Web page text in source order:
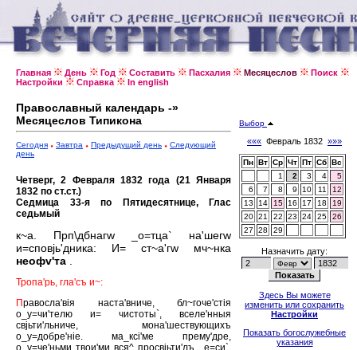
Главная День Год Составить Пасхалия Месяцеслов
Поиск
Настройки
Справка In english
Православный календарь -»
Месяцеслов Типикона
Сегодня Завтра Предыдущий день
Следующий
день
Четверг, 2 Февраля 1832 года (21 Января
1832 по ст.ст.)
Седмица 33-я по Пятидесятнице, Глас
седьмый
к~а. Прп\дбнагw _о=тца` на'шегw
и=сповjь'дника: И= ст~а'гw мч~нка
неофv'та
Тропа'рь, гла'съ и~:
Правосла'вiя наста'вниче, бл~гоче'стiя
о_у=чи'телю и= чистоты`, вселе'нныя
свjьти'льниче, мона'шествующихъ
о_у=добре'нiе. ма_ксi'ме прему'дре,
о_у=че'ньми твои'ми вся^ просвjьти'лъ _е=си`,
Выбор
««« Февраль 1832 »»»
Пн Вт Ср Чт Пт Сб Вс
1
2 3 4
5
6
7 8 9 10 11
12
13
14 15 16 17 18
19
20 21 22 23 24 25
26
27
28 29
Назначить дату:
Здесь Вы можете
изменить или сохранить
Настройки
Показать богослужебные
указания